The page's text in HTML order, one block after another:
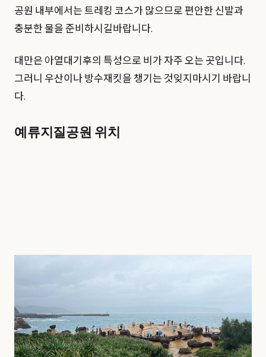
공원 내부에서는 트레킹 코스가 많으므로 편안한 신발과
충분한 물을 준비하시길바랍니다.
대만은 아열대기후의 특성으로 비가 자주 오는 곳입니다.
그러니 우산이나 방수재킷을 챙기는 것잊지마시기 바랍니
다.
예류지질공원 위치